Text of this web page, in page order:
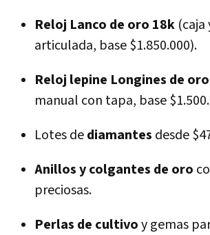
Reloj Lanco de oro 18k (caja
articulada, base $1.850.000).
Reloj lepine Longines de
manual con tapa, base
Lotes dediamantes desde
Anillos y colgantes de oro
preciosas.
Perlas de cultivoy gemas